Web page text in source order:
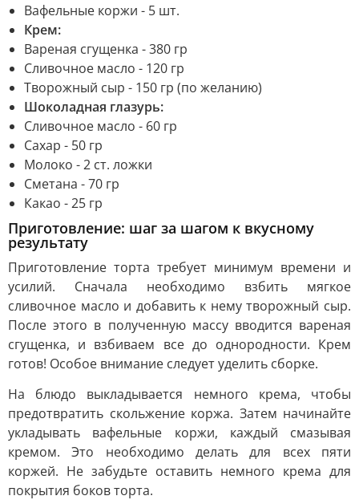
Вафельные коржи - 5 шт.
Крем:
Вареная сгущенка - 380 гр
Сливочное масло - 120 гр
Творожный сыр - 150 гр (по желанию)
Шоколадная глазурь:
Сливочное масло - 60 гр
Сахар - 50 гр
Молоко - 2 ст. ложки
Сметана - 70 гр
Какао - 25 гр
Приготовление: шаг за шагом к вкусному
результату
Приготовление торта требует минимум времени и
усилий. Сначала необходимо взбить мягкое
сливочное масло и добавить к нему творожный сыр.
После этого в полученную массу вводится вареная
сгущенка, и взбиваем все до однородности. Крем
готов! Особое внимание следует уделить сборке.
На блюдо выкладывается немного крема, чтобы
предотвратить скольжение коржа. Затем начинайте
укладывать вафельные коржи, каждый смазывая
кремом. Это необходимо делать для всех пяти
коржей. Не забудьте оставить немного крема для
покрытия боков торта.